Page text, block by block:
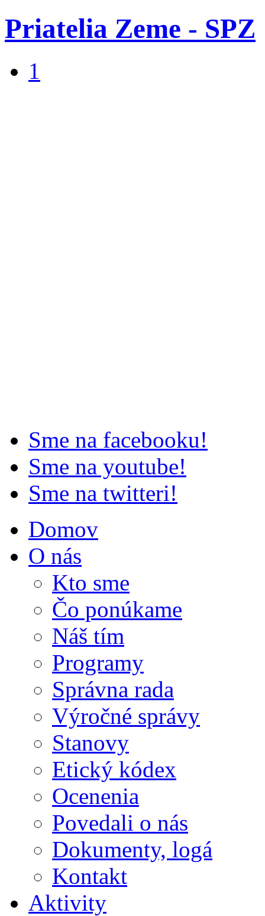
Priatelia Zeme - SPZ
1
Sme na facebooku!
Sme na youtube!
Sme na twitteri!
Domov
O nás
Kto sme
Čo ponúkame
Náš tím
Programy
Správna rada
Výročné správy
Stanovy
Etický kódex
Ocenenia
Povedali o nás
Dokumenty, logá
Kontakt
Aktivity